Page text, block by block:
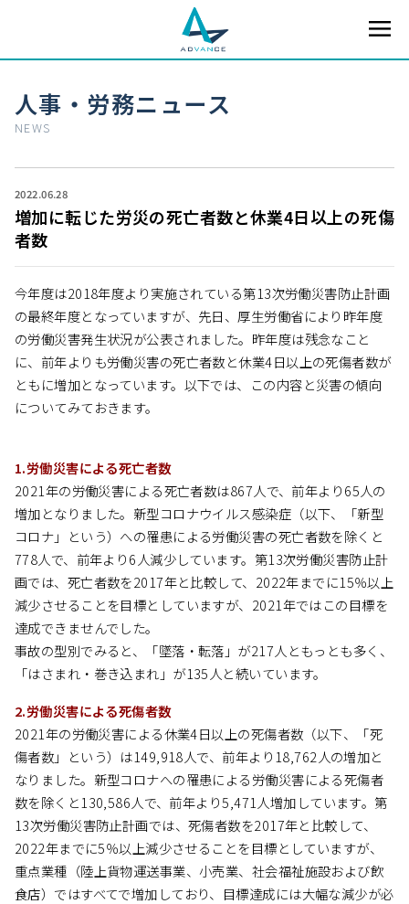
人事・労務ニュース
NEWS
2022.06.28
増加に転じた労災の死亡者数と休業4日以上の死傷
者数
今年度は2018年度より実施されている第13次労働災害防止計画
の最終年度となっていますが、先日、厚生労働省により昨年度
の労働災害発生状況が公表されました。昨年度は残念なこと
に、前年よりも労働災害の死亡者数と休業4日以上の死傷者数が
ともに増加となっています。以下では、この内容と災害の傾向
についてみておきます。
1.労働災害による死亡者数
2021年の労働災害による死亡者数は867人で、前年より65人の
増加となりました。新型コロナウイルス感染症（以下、「新型
コロナ」という）への罹患による労働災害の死亡者数を除くと
778人で、前年より6人減少しています。第13次労働災害防止計
画では、死亡者数を2017年と比較して、2022年までに15％以上
減少させることを目標としていますが、2021年ではこの目標を
達成できませんでした。
事故の型別でみると、「墜落・転落」が217人ともっとも多く、
「はさまれ・巻き込まれ」が135人と続いています。
2.労働災害による死傷者数
2021年の労働災害による休業4日以上の死傷者数（以下、「死
傷者数」という）は149,918人で、前年より18,762人の増加と
なりました。新型コロナへの罹患による労働災害による死傷者
数を除くと130,586人で、前年より5,471人増加しています。第
13次労働災害防止計画では、死傷者数を2017年と比較して、
2022年までに5％以上減少させることを目標としていますが、
重点業種（陸上貨物運送事業、小売業、社会福祉施設および飲
食店）ではすべてで増加しており、目標達成には大幅な減少が必